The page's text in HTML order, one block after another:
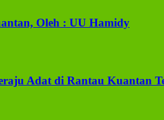
Oleh : UU Hamidy
Adat di Rantau Kuantan